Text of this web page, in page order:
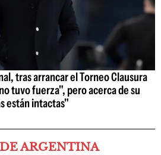
tras arrancar el Torneo Clausura
tuvo fuerza", pero acerca de su
están intactas"
ARGENTINA